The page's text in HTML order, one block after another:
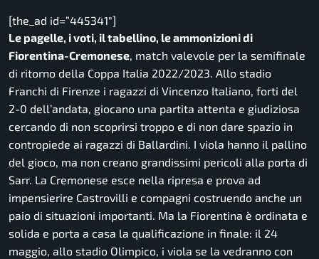
[the_ad id=”445341″]
Le pagelle, i voti, il tabellino, le ammonizioni di
Fiorentina-Cremonese, match valevole per la semifinale
di ritorno della Coppa Italia 2022/2023. Allo stadio
Franchi di Firenze i ragazzi di Vincenzo Italiano, forti del
2-0 dell’andata, giocano una partita attenta e giudiziosa
cercando di non scoprirsi troppo e di non dare spazio in
contropiede ai ragazzi di Ballardini. I viola hanno il pallino
del gioco, ma non creano grandissimi pericoli alla porta di
Sarr. La Cremonese esce nella ripresa e prova ad
impensierire Castrovilli e compagni costruendo anche un
paio di situazioni importanti. Ma la Fiorentina è ordinata e
solida e porta a casa la qualificazione in finale: il 24
maggio, allo stadio Olimpico, i viola se la vedranno con